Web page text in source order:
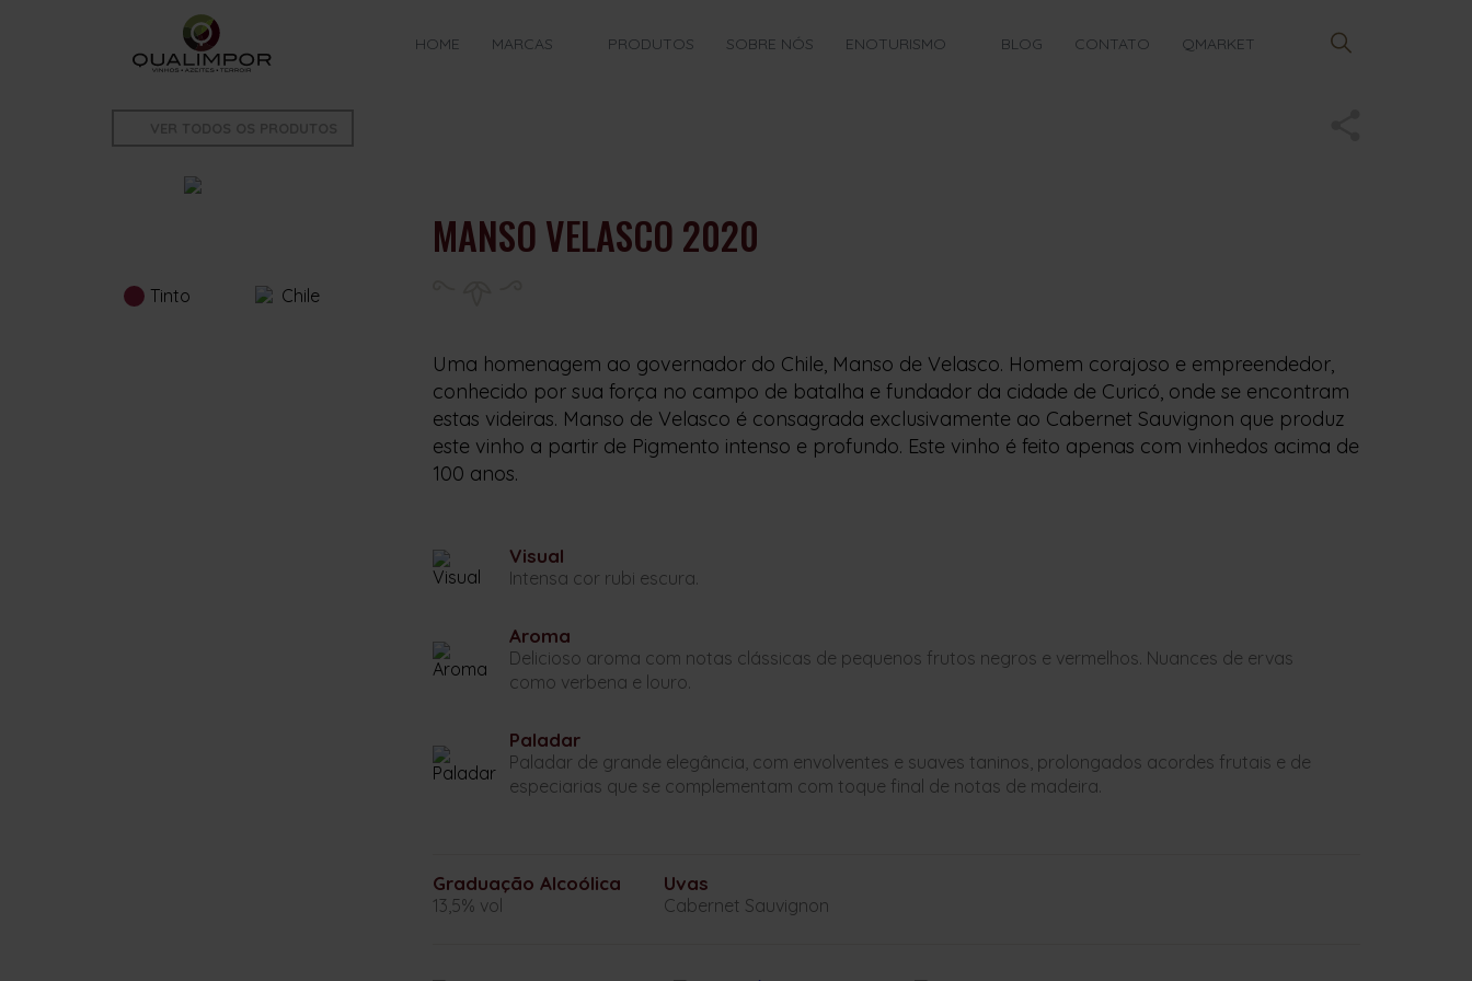
HOME MARCAS PRODUTOS SOBRE NÓS ENOTURISMO BLOG CONTATO QMARKET
Tinto Chile
MANSO VELASCO 2020
Uma homenagem ao governador do Chile, Manso de Velasco. Homem corajoso e empreendedor,
conhecido por sua força no campo de batalha e fundador da cidade de Curicó, onde se encontram
estas videiras. Manso de Velasco é consagrada exclusivamente ao Cabernet Sauvignon que produz
este vinho a partir de Pigmento intenso e profundo. Este vinho é feito apenas com vinhedos acima de
100 anos.
Visual
Intensa cor rubi escura.
Aroma
Delicioso aroma com notas clássicas de pequenos frutos negros e vermelhos. Nuances de ervas
como verbena e louro.
Paladar
Paladar de grande elegância, com envolventes e suaves taninos, prolongados acordes frutais e de
especiarias que se complementam com toque final de notas de madeira.
Graduação Alcoólica
13,5% vol
Uvas
Cabernet Sauvignon